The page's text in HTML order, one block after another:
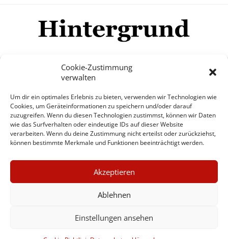
Cookie-Zustimmung
verwalten
Um dir ein optimales Erlebnis zu bieten, verwenden wir Technologien wie
Cookies, um Geräteinformationen zu speichern und/oder darauf
zuzugreifen. Wenn du diesen Technologien zustimmst, können wir Daten
wie das Surfverhalten oder eindeutige IDs auf dieser Website
verarbeiten. Wenn du deine Zustimmung nicht erteilst oder zurückziehst,
können bestimmte Merkmale und Funktionen beeinträchtigt werden.
Akzeptieren
Ablehnen
Einstellungen ansehen
Mehr
© Copyright Hintergrund.de, 2015 - 2026
Zum Newsletter jetzt kostenlos
anmelden
erscheint ca. alle 4 Wochen
×